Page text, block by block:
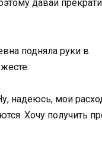
давай
подняла руки в
надеюсь, мои
Хочу получить